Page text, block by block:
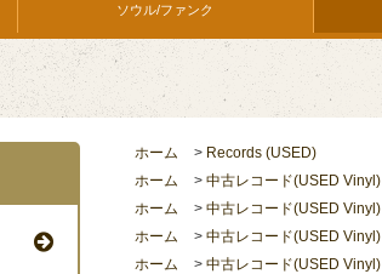
ソウル/ファンク
ホーム > Records (USED)
ホーム
> 中古レコード(USED Vinyl)
ホーム
> 中古レコード(USED Vinyl)
ホーム
> 中古レコード(USED Vinyl)
ホーム
> 中古レコード(USED Vinyl)